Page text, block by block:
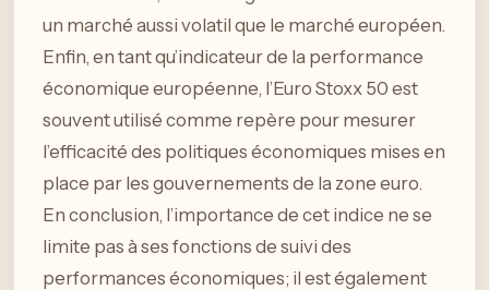
un marché aussi volatil que le marché européen.
Enfin, en tant qu’indicateur de la performance
économique européenne, l’Euro Stoxx 50 est
souvent utilisé comme repère pour mesurer
l’efficacité des politiques économiques mises en
place par les gouvernements de la zone euro.
En conclusion, l’importance de cet indice ne se
limite pas à ses fonctions de suivi des
performances économiques; il est également